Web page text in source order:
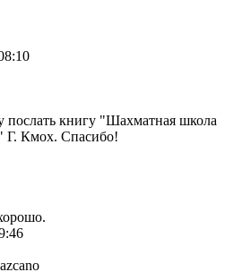
книгу "Шахматная школа
Кмох. Спасибо!